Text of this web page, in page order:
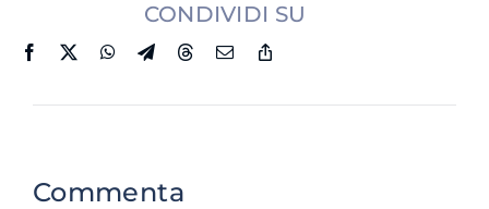
CONDIVIDI SU
Commenta